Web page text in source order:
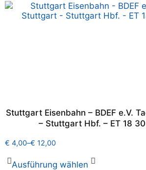
Stuttgart Eisenbahn – BDEF e.V.
– Stuttgart Hbf. – ET 18
€ 4,00–€ 12,00
Ausführung wählen